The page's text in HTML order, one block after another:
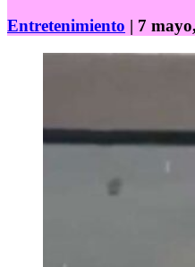
Entretenimiento | 7